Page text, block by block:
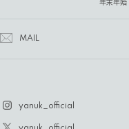
年末年始
MAIL
yanuk_official